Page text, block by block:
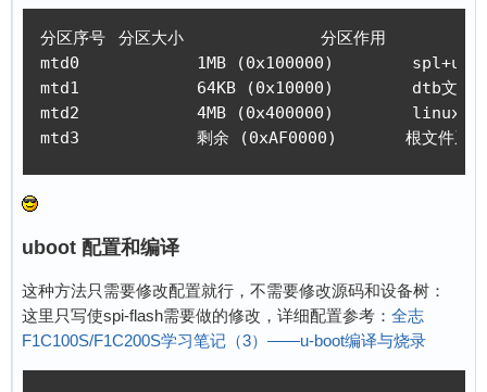
分区序号	分区大小              分区作用	     地址空间及分区名
mtd0	        1MB (0x100000)        spl+uboot	     0x0000000-0x0100000 : “uboot”
mtd1	        64KB (0x10000)        dtb文件        0x0100000-0x0110000 : “dtb”
mtd2	        4MB (0x400000)        linux内核	     0x0110000-0x0510000 : “kernel”
mtd3	        剩余 (0xAF0000)       根文件
uboot 配置和编译
这种方法只需要修改配置就行，不需要修改源码和设备树：
这里只写使spi-flash需要做的修改，详细配置参考： 全志
F1C100S/F1C200S学习笔记（3）——u-boot编译与烧录